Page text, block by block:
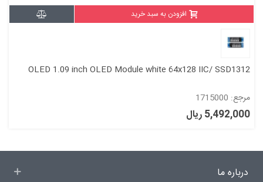
افزودن به سبد خرید
OLED 1.09 inch OLED Module white 64x128 IIC/ SSD1312
مرجع: 1715000
5,492,000 ریال
درباره ما